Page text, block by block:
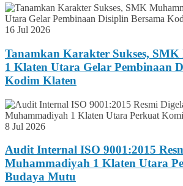
16 Jul 2026
Tanamkan Karakter Sukses,
1 Klaten Utara Gelar Pembinaan
Kodim Klaten
8 Jul 2026
Audit Internal ISO 9001:2015
Muhammadiyah 1 Klaten Utara
Budaya Mutu